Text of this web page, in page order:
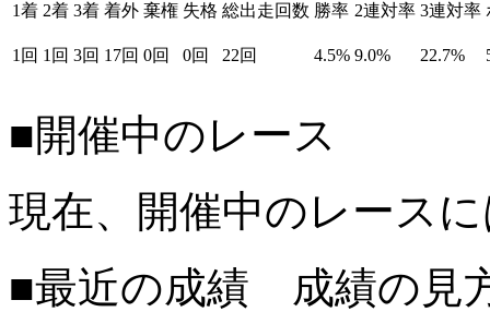
1着 2着 3着 着外 棄権 失格 総出走回数 勝率 2連対率 3連対率
1回 1回 3回 17回 0回 0回 22回 4.5% 9.0% 22.7%
■開催中のレース
現在、開催中のレース
■最近の成績 成績の見